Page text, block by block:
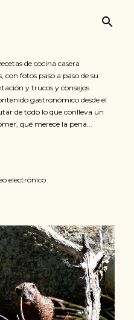
de cocina casera
fotos paso a paso de su
y trucos y consejos
gastronómico desde el
de todo lo que conlleva un
qué merece la pena...
electrónico